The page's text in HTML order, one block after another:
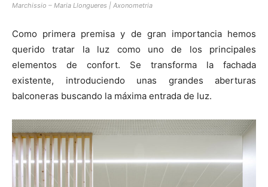
Marchissio – Maria Llongueres | Axonometria
Como primera premisa y de gran importancia hemos
querido tratar la luz como uno de los principales
elementos de confort. Se transforma la fachada
existente, introduciendo unas grandes aberturas
balconeras buscando la máxima entrada de luz.